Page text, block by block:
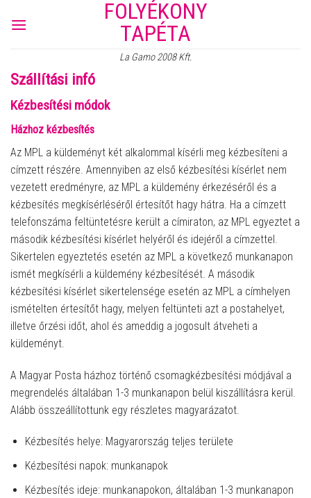
FOLYÉKONY
TAPÉTA
La Gamo 2008 Kft.
Szállítási infó
Kézbesítési módok
Házhoz kézbesítés
Az MPL a küldeményt két alkalommal kísérli meg kézbesíteni a
címzett részére. Amennyiben az első kézbesítési kísérlet nem
vezetett eredményre, az MPL a küldemény érkezéséről és a
kézbesítés megkísérléséről értesítőt hagy hátra. Ha a címzett
telefonszáma feltüntetésre került a címiraton, az MPL egyeztet a
második kézbesítési kísérlet helyéről és idejéről a címzettel.
Sikertelen egyeztetés esetén az MPL a következő munkanapon
ismét megkísérli a küldemény kézbesítését. A második
kézbesítési kísérlet sikertelensége esetén az MPL a címhelyen
ismételten értesítőt hagy, melyen feltünteti azt a postahelyet,
illetve őrzési időt, ahol és ameddig a jogosult átveheti a
küldeményt.
A Magyar Posta házhoz történő csomagkézbesítési módjával a
megrendelés általában 1-3 munkanapon belül kiszállításra kerül.
Alább összeállítottunk egy részletes magyarázatot.
Kézbesítés helye: Magyarország teljes területe
Kézbesítési napok: munkanapok
Kézbesítés ideje: munkanapokon, általában 1-3 munkanapon